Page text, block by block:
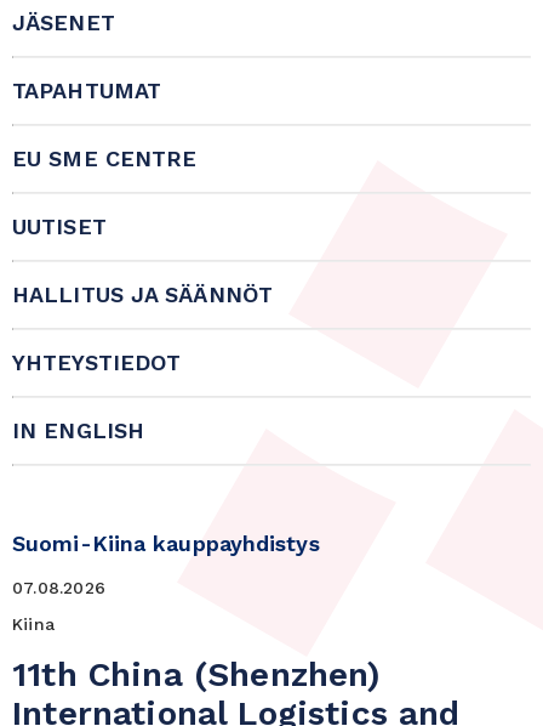
JÄSENET
TAPAHTUMAT
EU SME CENTRE
UUTISET
HALLITUS JA SÄÄNNÖT
YHTEYSTIEDOT
IN ENGLISH
Suomi-Kiina kauppayhdistys
07.08.2026
Kiina
11th China (Shenzhen)
International Logistics and